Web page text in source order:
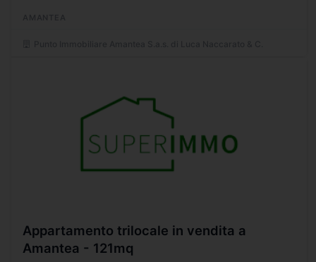
Appartamento trilocale in vendita a
Amantea - 121mq